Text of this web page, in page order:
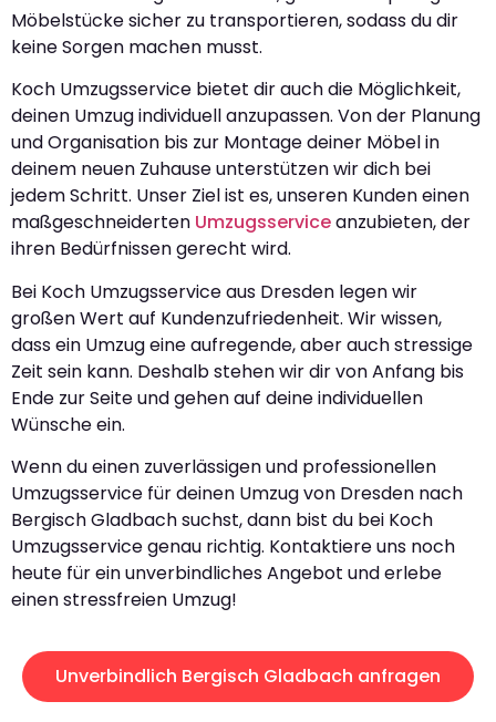
Möbelstücke sicher zu transportieren, sodass du dir
keine Sorgen machen musst.
Koch Umzugsservice bietet dir auch die Möglichkeit,
deinen Umzug individuell anzupassen. Von der Planung
und Organisation bis zur Montage deiner Möbel in
deinem neuen Zuhause unterstützen wir dich bei
jedem Schritt. Unser Ziel ist es, unseren Kunden einen
maßgeschneiderten Umzugsserviceanzubieten, der
ihren Bedürfnissen gerecht wird.
Bei Koch Umzugsservice aus Dresden legen wir
großen Wert auf Kundenzufriedenheit. Wir wissen,
dass ein Umzug eine aufregende, aber auch stressige
Zeit sein kann. Deshalb stehen wir dir von Anfang bis
Ende zur Seite und gehen auf deine individuellen
Wünsche ein.
Wenn du einen zuverlässigen und professionellen
Umzugsservice für deinen Umzug von Dresden nach
Bergisch Gladbach suchst, dann bist du bei Koch
Umzugsservice genau richtig. Kontaktiere uns noch
heute für ein unverbindliches Angebot und erlebe
einen stressfreien Umzug!
Unverbindlich Bergisch Gladbach anfragen